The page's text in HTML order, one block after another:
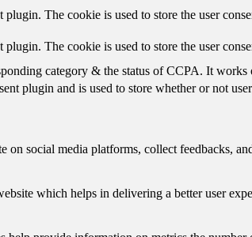
The cookie is used to store the user
The cookie is used to store the user
category & the status of CCPA. It
plugin and is used to store whether or not
social media platforms, collect feedbacks,
which helps in delivering a better user